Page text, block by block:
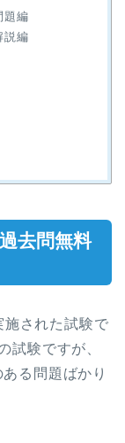
編
編
去問無料
された試験で
試験ですが、
る問題ばかり